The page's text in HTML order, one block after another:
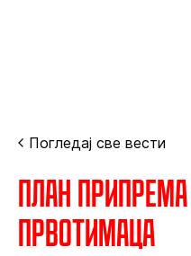
Погледај све вести
План
првотимаца